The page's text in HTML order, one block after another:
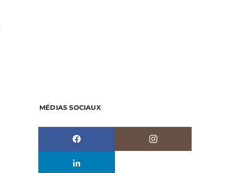
MÉDIAS SOCIAUX